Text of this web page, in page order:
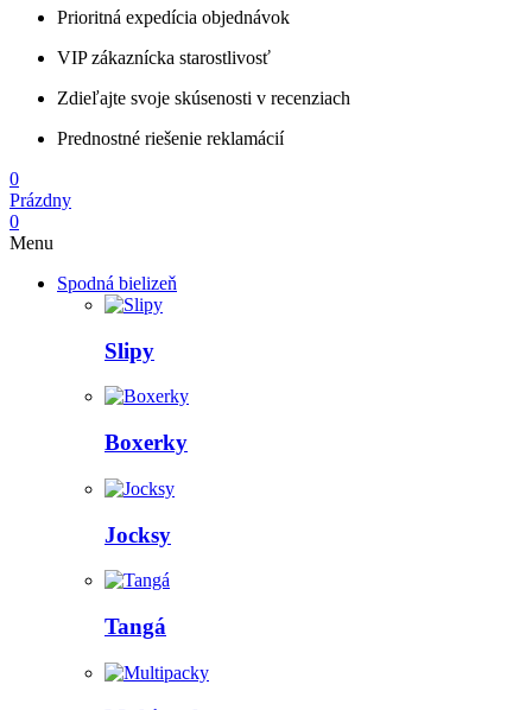
Prioritná expedícia objednávok
VIP zákaznícka starostlivosť
Zdieľajte svoje skúsenosti v recenziach
Prednostné riešenie reklamácií
0
Prázdny
0
Menu
Spodná bielizeň
Slipy
Boxerky
Jocksy
Tangá